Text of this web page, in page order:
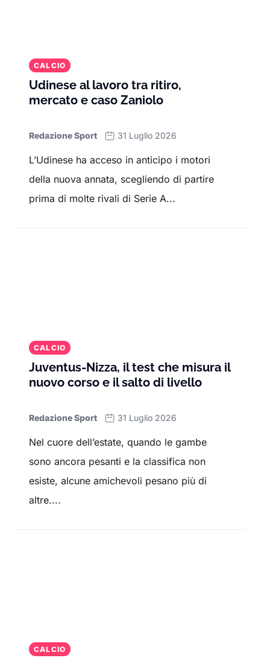
CALCIO
Udinese al lavoro tra ritiro,
mercato e caso Zaniolo
Redazione Sport 31 Luglio 2026
L’Udinese ha acceso in anticipo i motori
della nuova annata, scegliendo di partire
prima di molte rivali di Serie A...
CALCIO
Juventus-Nizza, il test che misura il
nuovo corso e il salto di livello
Redazione Sport 31 Luglio 2026
Nel cuore dell’estate, quando le gambe
sono ancora pesanti e la classifica non
esiste, alcune amichevoli pesano più di
altre....
CALCIO